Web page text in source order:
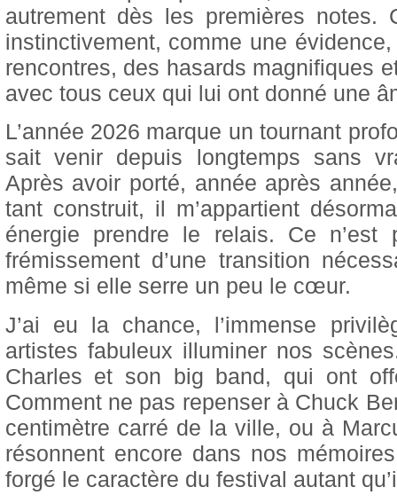
autrement dès les premières notes.
instinctivement, comme une
rencontres, des hasards magnifiques
avec tous ceux qui lui ont donné une
L’année 2026 marque un tournant
sait venir depuis longtemps sans
Après avoir porté, année après
tant construit, il m’appartient
énergie prendre le relais. Ce
frémissement d’une transition
même si elle serre un peu le cœur.
J’ai eu la chance, l’immense
artistes fabuleux illuminer nos
Charles et son big band, qui ont
Comment ne pas repenser à Chuck
centimètre carré de la ville, ou à
résonnent encore dans nos
forgé le caractère du festival autant